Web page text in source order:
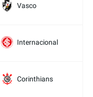
Vasco
Internacional
Corinthians